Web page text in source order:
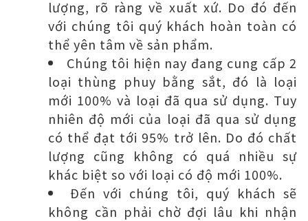
lượng, rõ ràng về xuất xứ. Do đó đến
với chúng tôi quý khách hoàn toàn có
thể yên tâm về sản phẩm.
Chúng tôi hiện nay đang cung cấp 2
loại thùng phuy bằng sắt, đó là loại
mới 100% và loại đã qua sử dụng. Tuy
nhiên độ mới của loại đã qua sử dụng
có thể đạt tới 95% trở lên. Do đó chất
lượng cũng không có quá nhiều sự
khác biệt so với loại có độ mới 100%.
Đến với chúng tôi, quý khách sẽ
không cần phải chờ đợi lâu khi nhận